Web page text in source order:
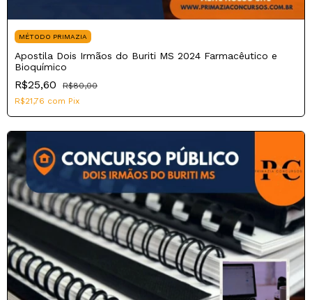
MÉTODO PRIMAZIA
Apostila Dois Irmãos do Buriti MS 2024 Farmacêutico e
Bioquímico
R$25,60
R$80,00
R$21,76 com Pix